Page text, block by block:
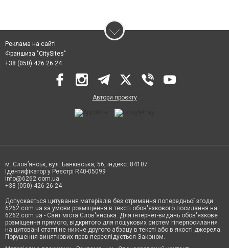
Реклама на сайті
Франшиза "CitySites"
+38 (050) 426 26 24
Автори проєкту
м. Слов’янськ, вул. Банківська, 56, індекс: 84107
Ідентифікатор у Реєстрі R40-05099
info@6262.com.ua
+38 (050) 426 26 24
Допускається цитування матеріалів без отримання попередньої згоди
6262.com.ua за умови розміщення в тексті обов'язкового посилання на
6262.com.ua - Сайт міста Слов'янська. Для інтернет-видань обов'язкове
розміщення прямого, відкритого для пошукових систем гіперпосилання
на цитовані статті не нижче другого абзацу в тексті або в якості джерела.
Порушення виняткових прав переслідується Законом.